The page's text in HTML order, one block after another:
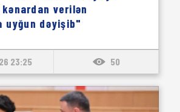
verilən
uyğun dəyişib"
23:25 50